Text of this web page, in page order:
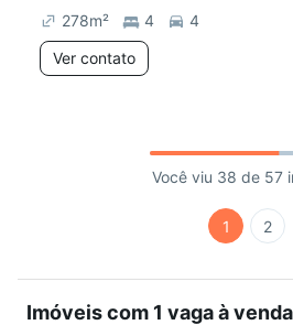
278m² 4
4
Ver contato
Você viu 38 de 57
1 2
Imóveis com 1 vaga à